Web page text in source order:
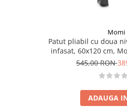
Momi
Patut pliabil cu doua
infasat, 60x120 cm,
Green
545,00 RON
ADAUGA